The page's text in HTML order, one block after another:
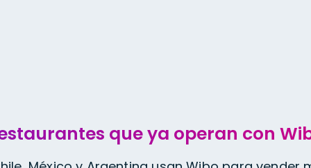
que ya operan con